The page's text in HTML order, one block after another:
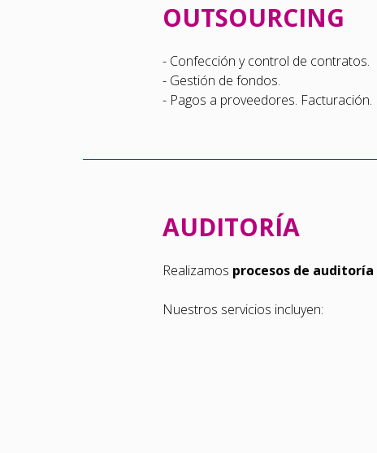
OUTSOURCING
- Confección y control de contratos.
- Gestión de fondos.
- Pagos a proveedores. Facturación.
AUDITORÍA
Realizamos procesos de auditoría
Nuestros servicios incluyen: